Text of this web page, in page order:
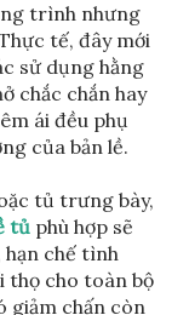
trình nhưng
tế, đây mới
sử dụng hằng
chắc chắn hay
ái đều phụ
của bản lề.
tủ trưng bày,
tủ phù hợp sẽ
hạn chế tình
thọ cho toàn bộ
giảm chấn còn